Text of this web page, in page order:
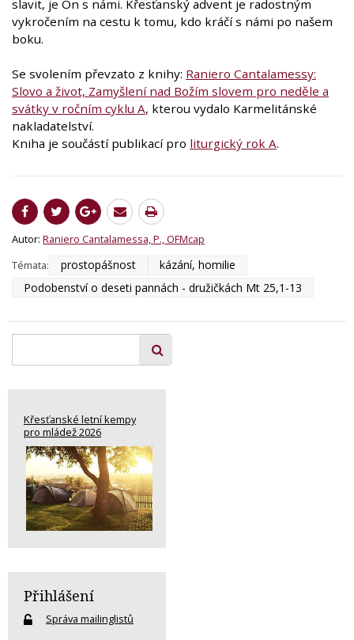
slavit, je On s námi. Křesťanský advent je radostným
vykročením na cestu k tomu, kdo kráčí s námi po našem
boku.
Se svolením převzato z knihy: Raniero Cantalamessy:
Slovo a život, Zamyšlení nad Božím slovem pro neděle a
svátky v ročním cyklu A, kterou vydalo Karmelitánské
nakladatelství.
Kniha je součástí publikací pro liturgický rok A.
Autor: Raniero Cantalamessa, P., OFMcap
Témata:
prostopášnost
kázání, homilie
Podobenství o deseti pannách - družičkách Mt 25,1-13
Křesťanské letní kempy
pro mládež 2026
Přihlášení
Správa mailinglistů